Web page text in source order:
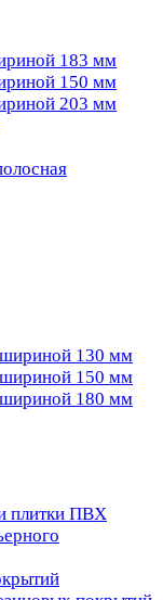
183 мм
150 мм
203 мм
130 мм
150 мм
180 мм
плитки ПВХ